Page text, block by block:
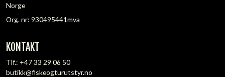
Norge
Org. nr: 930495441mva
KONTAKT
Tlf.: +47 33 29 06 50
butikk@fiskeogturutstyr.no